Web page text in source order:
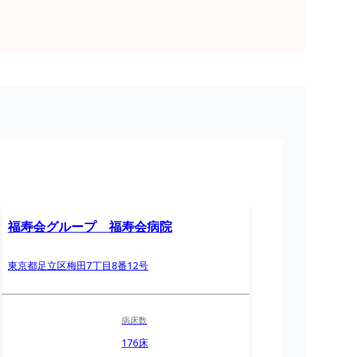
福寿会グループ 福寿会病院
東京都足立区梅田7丁目8番12号
病床数
176床